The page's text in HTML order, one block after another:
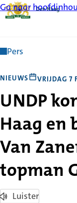
Ga naar
Pers
NIEUWS VRIJDAG 7
UNDP
Haag en
Van
topman
Luister